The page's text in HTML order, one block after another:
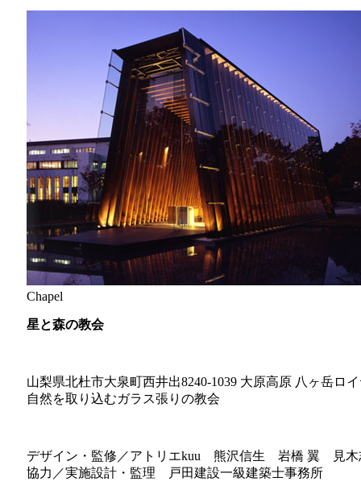
Chapel
星と森の教会
山梨県北杜市大泉町西井出8240-1039 大原高原 八ヶ岳ロ
自然を取り込むガラス張りの教会
デザイン・監修／アトリエkuu 熊沢信生 岩橋 翼 見木
協力／実施設計・監理 戸田建設一級建築士事務所